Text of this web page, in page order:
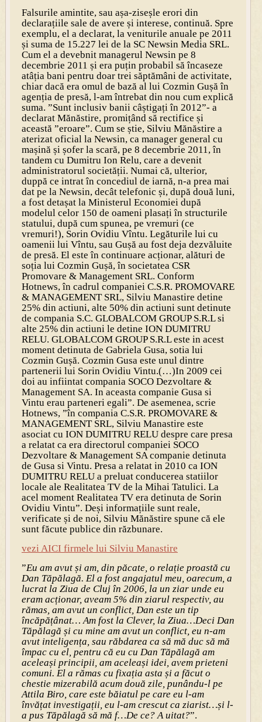
Falsurile amintite, sau așa-ziseșle erori din
declarațiile sale de avere și interese, continuă. Spre
exemplu, el a declarat, la veniturile anuale pe 2011
și suma de 15.227 lei de la SC Newsin Media SRL.
Cum el a devebnit managerul Newsin pe 8
decembrie 2011 și era puțin probabil să încaseze
atâția bani pentru doar trei săptămâni de activitate,
chiar dacă era omul de bază al lui Cozmin Gușă în
agenția de presă, l-am întrebat din nou cum explică
suma. ”Sunt inclusiv banii câștigați în 2012”- a
declarat Mănăstire, promițând să rectifice și
această ”eroare”. Cum se știe, Silviu Mănăstire a
aterizat oficial la Newsin, ca manager general cu
mașină și șofer la scară, pe 8 decembrie 2011, în
tandem cu Dumitru Ion Relu, care a devenit
administratorul societății. Numai că, ulterior,
duppă ce intrat în concediul de iarnă, n-a prea mai
dat pe la Newsin, decât telefonic și, după două luni,
a fost detașat la Ministerul Economiei după
modelul celor 150 de oameni plasați în structurile
statului, după cum spunea, pe vremuri (ce
vremuri!), Sorin Ovidiu Vîntu. Legăturile lui cu
oamenii lui Vîntu, sau Gușă au fost deja dezvăluite
de presă. El este în continuare acționar, alături de
soția lui Cozmin Gușă, în societatea CSR
Promovare & Management SRL. Conform
Hotnews, în cadrul companiei C.S.R. PROMOVARE
& MANAGEMENT SRL, Silviu Manastire detine
25% din actiuni, alte 50% din actiuni sunt detinute
de compania S.C. GLOBALCOM GROUP S.R.L si
alte 25% din actiuni le detine ION DUMITRU
RELU. GLOBALCOM GROUP S.R.L este in acest
moment detinuta de Gabriela Gusa, sotia lui
Cozmin Gușă. Cozmin Gusa este unul dintre
partenerii lui Sorin Ovidiu Vintu.(…)In 2009 cei
doi au infiintat compania SOCO Dezvoltare &
Management SA. In aceasta companie Gusa si
Vintu erau parteneri egali”. De asemenea, scrie
Hotnews, ”în compania C.S.R. PROMOVARE &
MANAGEMENT SRL, Silviu Manastire este
asociat cu ION DUMITRU RELU despre care presa
a relatat ca era directorul companiei SOCO
Dezvoltare & Management SA companie detinuta
de Gusa si Vintu. Presa a relatat in 2010 ca ION
DUMITRU RELU a preluat conducerea statiilor
locale ale Realitatea TV de la Mihai Tatulici. La
acel moment Realitatea TV era detinuta de Sorin
Ovidiu Vintu”. Deși informațiile sunt reale,
verificate și de noi, Silviu Mănăstire spune că ele
sunt făcute publice din răzbunare.
vezi AICI firmele lui Silviu Manastire
”Eu am avut și am, din păcate, o relație proastă cu
Dan Tăpălagă. El a fost angajatul meu, oarecum, a
lucrat la Ziua de Cluj în 2006, la un ziar unde eu
eram acționar, aveam 5% din ziarul respectiv, au
rămas, am avut un conflict, Dan este un tip
încăpățânat… Am fost la Clever, la Ziua…Deci Dan
Tăpălagă și cu mine am avut un conflict, eu n-am
avut inteligența, sau răbdarea ca să mă duc să mă
împac cu el, pentru că eu cu Dan Tăpălagă am
aceleași principii, am aceleași idei, avem prieteni
comuni. El a rămas cu fixația asta și a făcut o
chestie mizerabilă acum două zile, punându-l pe
Attila Biro, care este băiatul pe care eu l-am
învățat investigații, eu l-am crescut ca ziarist…și l-
a pus Tăpălagă să mă f…De ce? A uitat?”.